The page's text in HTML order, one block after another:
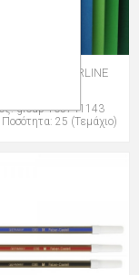
COLORLINE
group-105741143
Ποσότητα: 25 (Τεμάχιο)